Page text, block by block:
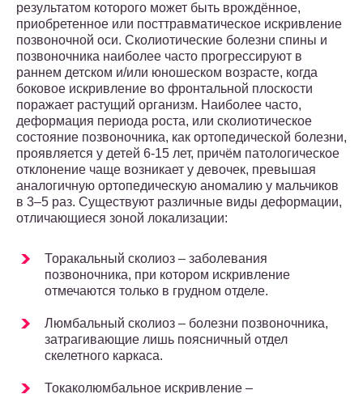
результатом которого может быть врождённое,
приобретенное или посттравматическое искривление
позвоночной оси. Сколиотические болезни спины и
позвоночника наиболее часто прогрессируют в
раннем детском и/или юношеском возрасте, когда
боковое искривление во фронтальной плоскости
поражает растущий организм. Наиболее часто,
деформация периода роста, или сколиотическое
состояние позвоночника, как ортопедической болезни,
проявляется у детей 6-15 лет, причём патологическое
отклонение чаще возникает у девочек, превышая
аналогичную ортопедическую аномалию у мальчиков
в 3–5 раз. Существуют различные виды деформации,
отличающиеся зоной локализации:
Торакальный сколиоз – заболевания
позвоночника, при котором искривление
отмечаются только в грудном отделе.
Люмбальный сколиоз – болезни позвоночника,
затрагивающие лишь поясничный отдел
скелетного каркаса.
Токаколюмбальное искривление –